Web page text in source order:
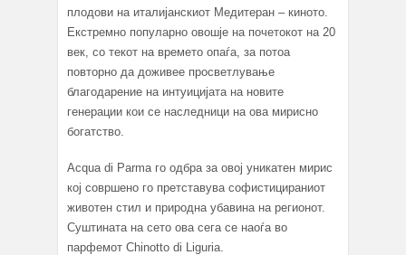
плодови на италијанскиот Медитеран – киното.
Екстремно популарно овошје на почетокот на 20
век, со текот на времето опаѓа, за потоа
повторно да доживее просветлување
благодарение на интуицијата на новите
генерации кои се наследници на ова мирисно
богатство.
Аcqua di Parma го одбра за овој уникатен мирис
кој совршено го претставува софистицираниот
животен стил и природна убавина на регионот.
Суштината на сето ова сега се наоѓа во
парфемот Chinotto di Liguria.